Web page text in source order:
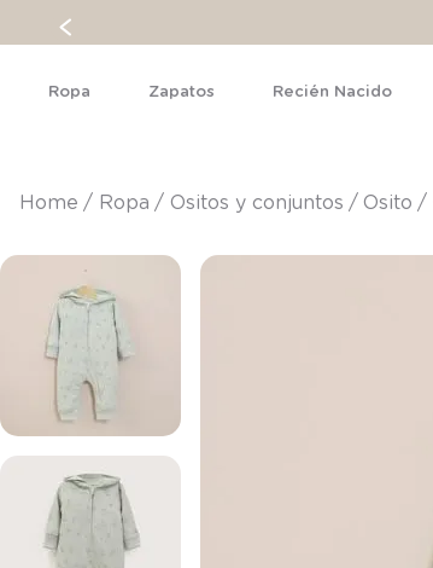
Ropa Zapatos Recién Nacido
ropa ositos y conjuntos osito